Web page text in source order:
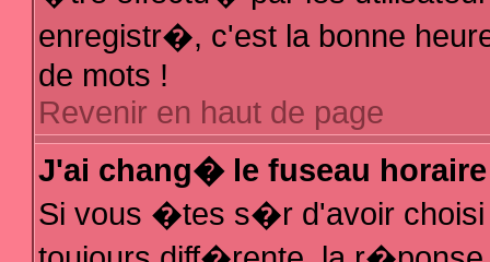
enregistr�, c'est la bonne
de mots !
Revenir en haut de page
J'ai chang� le fuseau
Si vous �tes s�r d'avoir choisi